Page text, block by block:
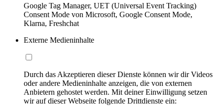
Google Tag Manager, UET (Universal Event Tracking)
Consent Mode von Microsoft, Google Consent Mode,
Klarna, Freshchat
Externe Medieninhalte
Durch das Akzeptieren dieser Dienste können wir dir Videos
oder andere Medieninhalte anzeigen, die von externen
Anbietern gehostet werden. Mit deiner Einwilligung setzen
wir auf dieser Webseite folgende Drittdienste ein: